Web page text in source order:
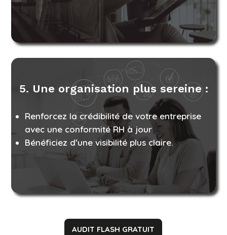
5. Une organisation plus sereine :
Renforcez la crédibilité de votre entreprise
avec une conformité RH à jour
Bénéficiez d’une visibilité plus claire.
AUDIT FLASH GRATUIT